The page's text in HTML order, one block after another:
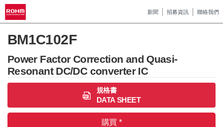
新聞 招募資訊 聯絡我們
BM1C102F
Power Factor Correction and Quasi-
Resonant DC/DC converter IC
規格書
DATA SHEET
購買 *